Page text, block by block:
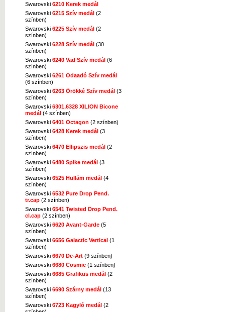
Swarovski 6210 Kerek medál
Swarovski 6215 Szív medál (2
színben)
Swarovski 6225 Szív medál (2
színben)
Swarovski 6228 Szív medál (30
színben)
Swarovski 6240 Vad Szív medál (6
színben)
Swarovski 6261 Odaadó Szív medál
(6 színben)
Swarovski 6263 Örökké Szív medál (3
színben)
Swarovski 6301,6328 XILION Bicone
medál (4 színben)
Swarovski 6401 Octagon (2 színben)
Swarovski 6428 Kerek medál (3
színben)
Swarovski 6470 Ellipszis medál (2
színben)
Swarovski 6480 Spike medál (3
színben)
Swarovski 6525 Hullám medál (4
színben)
Swarovski 6532 Pure Drop Pend.
tr.cap (2 színben)
Swarovski 6541 Twisted Drop Pend.
cl.cap (2 színben)
Swarovski 6620 Avant-Garde (5
színben)
Swarovski 6656 Galactic Vertical (1
színben)
Swarovski 6670 De-Art (9 színben)
Swarovski 6680 Cosmic (1 színben)
Swarovski 6685 Grafikus medál (2
színben)
Swarovski 6690 Szárny medál (13
színben)
Swarovski 6723 Kagyló medál (2